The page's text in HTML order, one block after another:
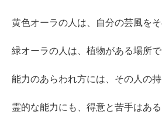
黄色オーラの人は、自分の芸風を
緑オーラの人は、植物がある場所
能力のあらわれ方には、その人の
霊的な能力にも、得意と苦手はある